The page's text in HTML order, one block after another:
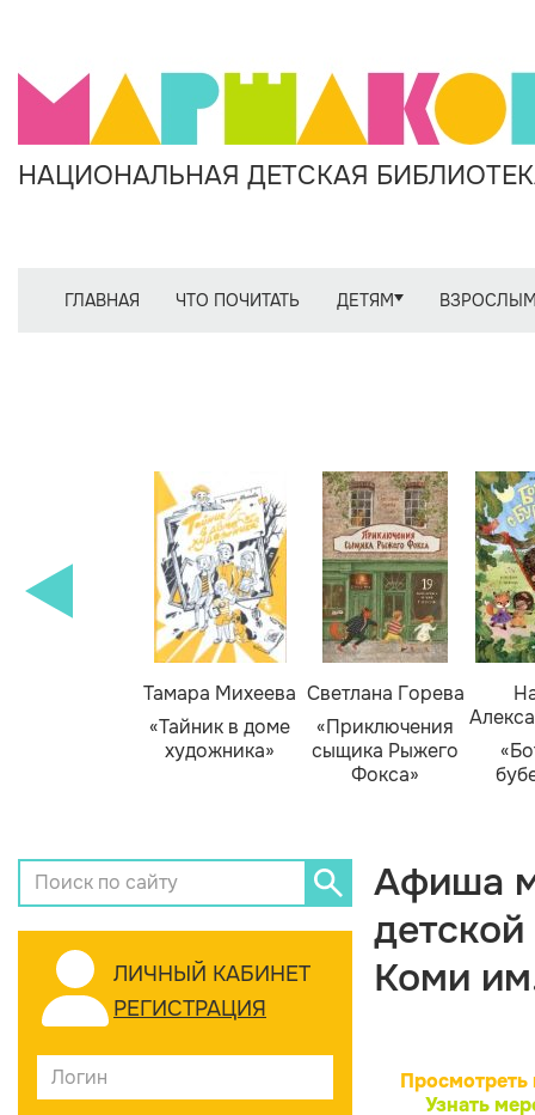
НАЦИОНАЛЬНАЯ ДЕТСКАЯ
ГЛАВНАЯ ЧТО ПОЧИТАТЬ ДЕТЯМ
Тамара Михеева
«Тайник в доме
художника»
Светлана Горева
«Приключения
сыщика Рыжего
Фокса»
ЛИЧНЫЙ КАБИНЕТ
РЕГИСТРАЦИЯ
Афиша
Коми
Просмотреть
Узнать